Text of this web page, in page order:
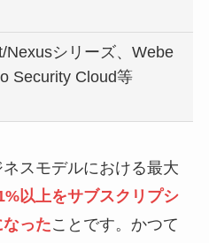
Nexusシリーズ、Webe
Security Cloud等
スモデルにおける最大
以上をサブスクリプシ
ったことです。かつて